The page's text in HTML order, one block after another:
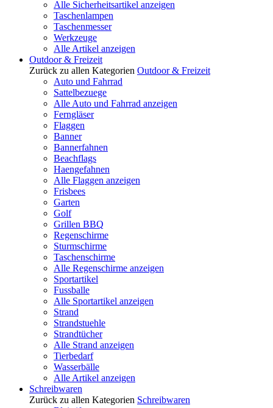
Alle Sicherheitsartikel anzeigen
Taschenlampen
Taschenmesser
Werkzeuge
Alle Artikel anzeigen
Outdoor & Freizeit
Zurück zu allen Kategorien Outdoor & Freizeit
Auto und Fahrrad
Sattelbezuege
Alle Auto und Fahrrad anzeigen
Ferngläser
Flaggen
Banner
Bannerfahnen
Beachflags
Haengefahnen
Alle Flaggen anzeigen
Frisbees
Garten
Golf
Grillen BBQ
Regenschirme
Sturmschirme
Taschenschirme
Alle Regenschirme anzeigen
Sportartikel
Fussballe
Alle Sportartikel anzeigen
Strand
Strandstuehle
Strandtücher
Alle Strand anzeigen
Tierbedarf
Wasserbälle
Alle Artikel anzeigen
Schreibwaren
Zurück zu allen Kategorien Schreibwaren